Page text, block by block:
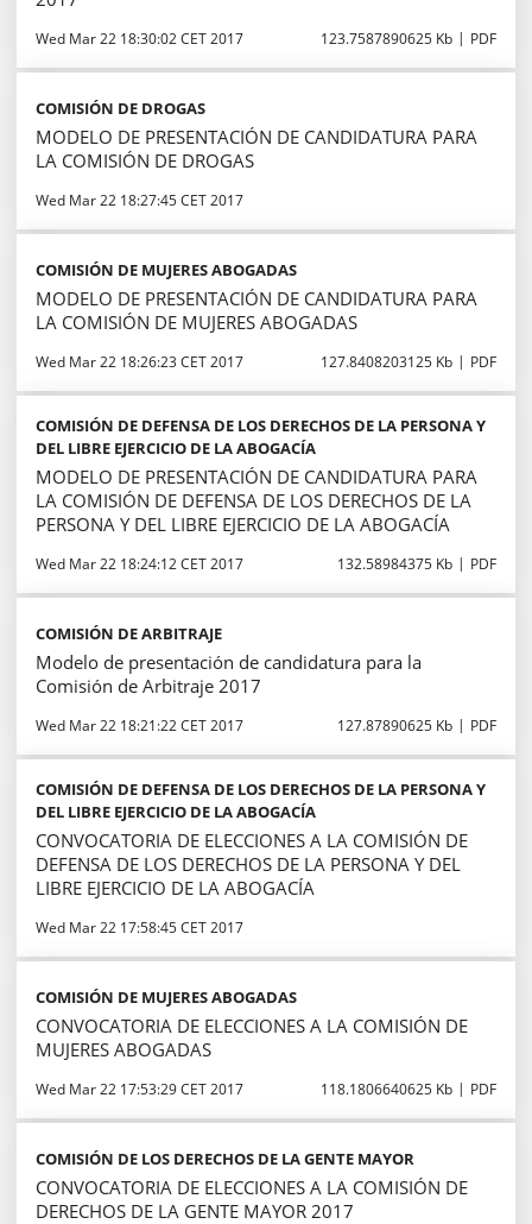
Wed Mar 22 18:30:02 CET 2017 123.7587890625 Kb PDF
COMISIÓN DE DROGAS
MODELO DE PRESENTACIÓN DE CANDIDATURA PARA
LA COMISIÓN DE DROGAS
Wed Mar 22 18:27:45 CET 2017
COMISIÓN DE MUJERES ABOGADAS
MODELO DE PRESENTACIÓN DE CANDIDATURA PARA
LA COMISIÓN DE MUJERES ABOGADAS
Wed Mar 22 18:26:23 CET 2017 127.8408203125 Kb PDF
COMISIÓN DE DEFENSA DE LOS DERECHOS DE LA PERSONA Y
DEL LIBRE EJERCICIO DE LA ABOGACÍA
MODELO DE PRESENTACIÓN DE CANDIDATURA PARA
LA COMISIÓN DE DEFENSA DE LOS DERECHOS DE LA
PERSONA Y DEL LIBRE EJERCICIO DE LA ABOGACÍA
Wed Mar 22 18:24:12 CET 2017 132.58984375 Kb PDF
COMISIÓN DE ARBITRAJE
Modelo de presentación de candidatura para la
Comisión de Arbitraje 2017
Wed Mar 22 18:21:22 CET 2017 127.87890625 Kb PDF
COMISIÓN DE DEFENSA DE LOS DERECHOS DE LA PERSONA Y
DEL LIBRE EJERCICIO DE LA ABOGACÍA
CONVOCATORIA DE ELECCIONES A LA COMISIÓN DE
DEFENSA DE LOS DERECHOS DE LA PERSONA Y DEL
LIBRE EJERCICIO DE LA ABOGACÍA
Wed Mar 22 17:58:45 CET 2017
COMISIÓN DE MUJERES ABOGADAS
CONVOCATORIA DE ELECCIONES A LA COMISIÓN DE
MUJERES ABOGADAS
Wed Mar 22 17:53:29 CET 2017 118.1806640625 Kb PDF
COMISIÓN DE LOS DERECHOS DE LA GENTE MAYOR
CONVOCATORIA DE ELECCIONES A LA COMISIÓN DE
DERECHOS DE LA GENTE MAYOR 2017